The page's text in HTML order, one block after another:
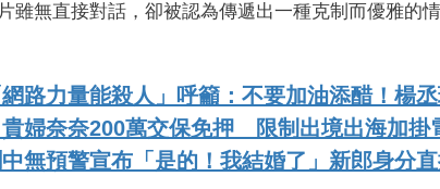
雖無直接對話，卻被認為傳遞出一種克制而優雅的
路力量能殺人」呼籲：不要加油添醋！楊
婦奈奈200萬交保免押 限制出境出海加掛
無預警宣布「是的！我結婚了」新郎身分